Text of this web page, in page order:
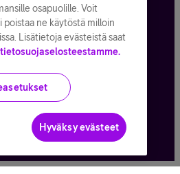
osapuolille. Voit
poistaa ne käytöstä milloin
Lisätietoja evästeistä saat
Hyväksy evästeet